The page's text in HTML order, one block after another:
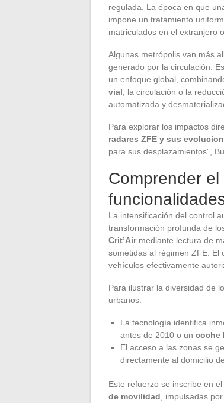
regulada. La época en que
impone un tratamiento
matriculados en el extranjero
Algunas metrópolis van más
generado por la circulación.
un enfoque global,
vial , la circulación o la
automatizada y
Para explorar los impactos
radares ZFE y sus
para sus desplazamientos”,
Comprender
La intensificación del control
transformación profunda de
Crit’Airmediante lectura de
sometidas al régimen ZFE. El
vehículos efectivamente
Para ilustrar la diversidad de
urbanos:
La tecnología identifica
antes de 2010 o un coche
El acceso a las zonas se
directamente al domicilio
Este refuerzo se inscribe en
de movilidad , impulsadas